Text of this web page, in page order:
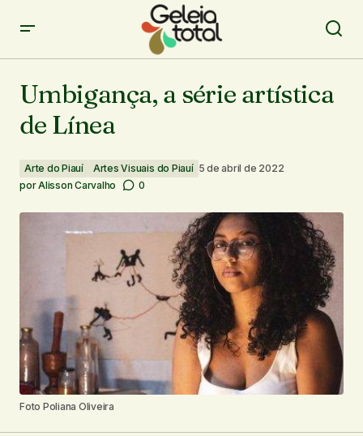
Umbigança, a série artística
de Línea
Arte do Piauí Artes Visuais do Piauí 5 de abril de 2022
porAlisson Carvalho 0
Foto Poliana Oliveira